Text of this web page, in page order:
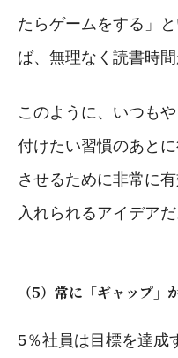
たらゲームをする」
ば、無理なく読書時間
このように、いつも
付けたい習慣のあと
させるために非常に
入れられるアイデアだ
（5）常に「ギャップ」
5％社員は目標を達成